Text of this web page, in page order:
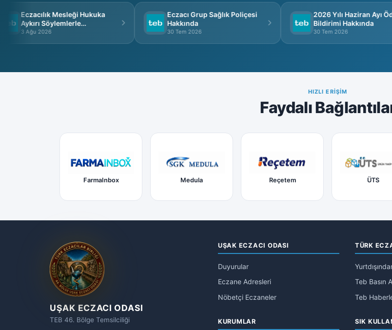
Eczacılık Mesleği Hukuka
Aykırı Söylemlerle
İtibarsızlaştırılamaz
3 Ağu 2026
Eczacı Grup Sağlık Poliçesi
Hakkında
30 Tem 2026
2026 Yılı Haziran Ayı
Bildirimi Hakkında
30 Tem 2026
HIZLI ERIŞIM
Faydalı
FarmaInbox Medula Reçetem ÜTS
UŞAK ECZACI ODASI
TEB 46. Bölge Temsilciliği
UŞAK ECZACI ODASI
Duyurular
Eczane Adresleri
Nöbetçi Eczaneler
TÜRK
Teb Basın
Teb
KURUMLAR SIK